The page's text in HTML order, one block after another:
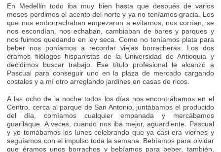
En Medellín todo iba muy bien hasta que después de varios
meses perdimos el acento del norte y ya no teníamos gracia. Los
que nos emborrachaban empezaron a evitarnos, nos corrían, se
nos escondían, nos echaban, cambiaban de bares y parques y
nos fuimos quedando en ley seca. Como no teníamos plata para
beber nos poníamos a recordar viejas borracheras. Los dos
éramos filólogos hispanistas de la Universidad de Antioquia y
decidimos buscar trabajo. Ese título profesional le alcanzó a
Pascual para conseguir uno en la plaza de mercado cargando
costales y a mí otro arreglando jardines en casas de ricos.
A las ocho de la noche todos los días nos encontrábamos en el
Centro, cerca al parque de San Antonio, juntábamos el producido
del día, comíamos cualquier empanada y mercábamos
guarilaque. A veces, cuando nos iba mejor, aguardiente. Pascual
y yo tomábamos los lunes celebrando que ya casi era viernes y
seguíamos con el impulso toda la semana. Bebíamos para olvidar
que éramos unos borrachos y bebíamos para beber, también,